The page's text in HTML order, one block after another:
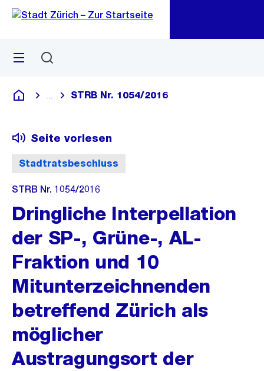
Navigation
Sprunglink
Menü
Deutsch
Blende alle Breadcrumbs ein
STRB Nr. 1054/2016
Stadtratsbeschluss
Seite vorlesen
STRB Nr. 1054/2016
Dringliche Interpellation
der SP-, Grüne-, AL-
Fraktion und 10
Mitunterzeichnenden
betreffend Zürich als
möglicher
Austragungsort der